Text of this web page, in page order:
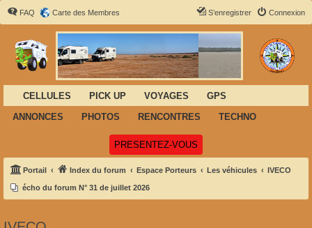
FAQ Carte des Membres Connexion
S’enregistrer
CELLULES PICK UP VOYAGES
GPS
ANNONCES
PHOTOS RENCONTRES TECHNO
PRESENTEZ-VOUS
Portail Index du forum Espace Porteurs Les véhicules IVECO
écho du forum N° 31 de juillet 2026